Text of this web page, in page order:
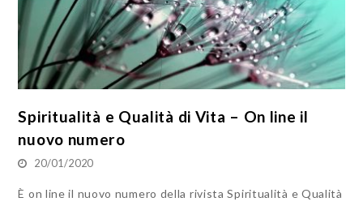
Spiritualità e Qualità di Vita – On line il
nuovo numero
20/01/2020
È on line il nuovo numero della rivista Spiritualità e Qualità